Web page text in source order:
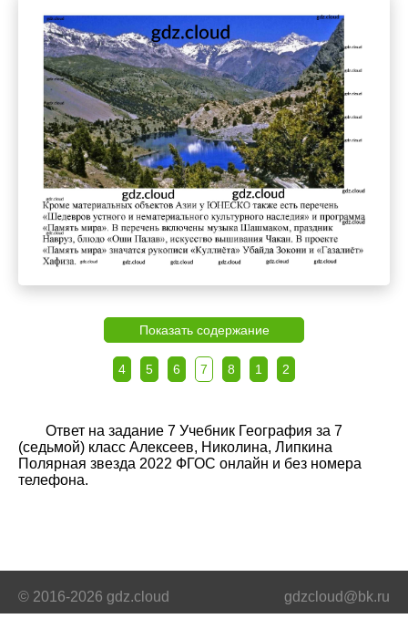
Показать содержание
4 5 6 7 8 1 2
Ответ на задание 7 Учебник География за 7
(седьмой) класс Алексеев, Николина, Липкина
Полярная звезда 2022 ФГОС онлайн и без номера
телефона.
© 2016-2026 gdz.cloud gdzcloud@bk.ru